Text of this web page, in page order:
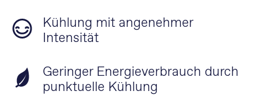
Kühlung mit angenehmer
Intensität
Geringer Energieverbrauch durch
punktuelle Kühlung